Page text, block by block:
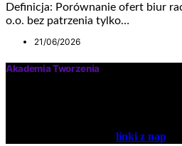
Definicja: Porównanie ofert biur
o.o. bez patrzenia tylko…
21/06/2026
Akademia Tworzenia
linki z nap